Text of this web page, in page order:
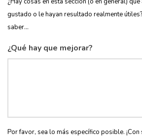
gustado o le hayan resultado realmente
saber...
¿Qué hay que mejorar?
Por favor, sea lo más específico posible.